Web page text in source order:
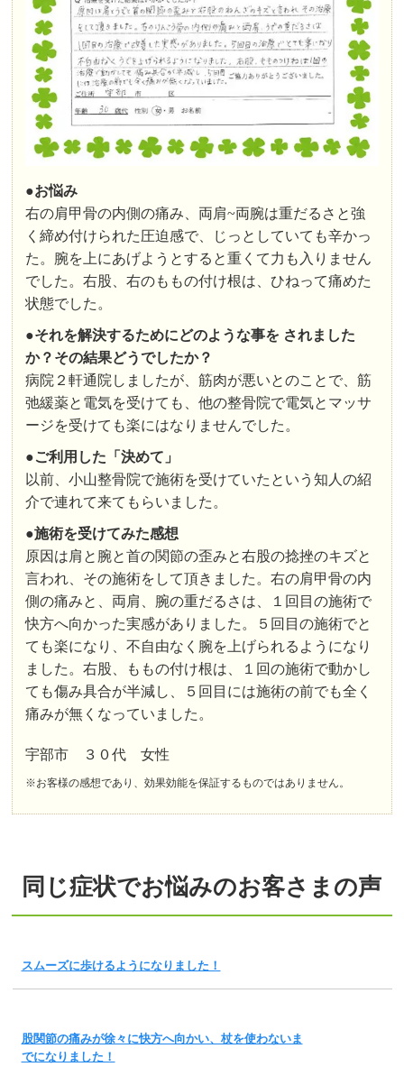
●お悩み
右の肩甲骨の内側の痛み、両肩~両腕は重だるさと強
く締め付けられた圧迫感で、じっとしていても辛かっ
た。腕を上にあげようとすると重くて力も入りません
でした。右股、右のももの付け根は、ひねって痛めた
状態でした。
●それを解決するためにどのような事を されました
か？その結果どうでしたか？
病院２軒通院しましたが、筋肉が悪いとのことで、筋
弛緩薬と電気を受けても、他の整骨院で電気とマッサ
ージを受けても楽にはなりませんでした。
●ご利用した「決めて」
以前、小山整骨院で施術を受けていたという知人の紹
介で連れて来てもらいました。
●施術を受けてみた感想
原因は肩と腕と首の関節の歪みと右股の捻挫のキズと
言われ、その施術をして頂きました。右の肩甲骨の内
側の痛みと、両肩、腕の重だるさは、１回目の施術で
快方へ向かった実感がありました。５回目の施術でと
ても楽になり、不自由なく腕を上げられるようになり
ました。右股、ももの付け根は、１回の施術で動かし
ても傷み具合が半減し、５回目には施術の前でも全く
痛みが無くなっていました。
宇部市 ３０代 女性
※お客様の感想であり、効果効能を保証するものではありません。
同じ症状でお悩みのお客さまの声
スムーズに歩けるようになりました！
股関節の痛みが徐々に快方へ向かい、杖を使わないま
でになりました！